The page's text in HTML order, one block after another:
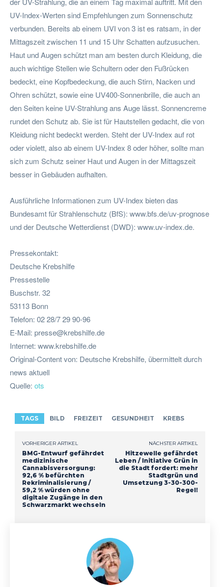
UV-Index-Werten sind Empfehlungen zum Sonnenschutz
verbunden. Bereits ab einem UVI von 3 ist es ratsam, in der
Mittagszeit zwischen 11 und 15 Uhr Schatten aufzusuchen.
Haut und Augen schützt man am besten durch Kleidung, die
auch wichtige Stellen wie Schultern oder den Fußrücken
bedeckt, eine Kopfbedeckung, die auch Stirn, Nacken und
Ohren schützt, sowie eine UV400-Sonnenbrille, die auch an
den Seiten keine UV-Strahlung ans Auge lässt. Sonnencreme
rundet den Schutz ab. Sie ist für Hautstellen gedacht, die von
Kleidung nicht bedeckt werden. Steht der UV-Index auf rot
oder violett, also ab einem UV-Index 8 oder höher, sollte man
sich zum Schutz seiner Haut und Augen in der Mittagszeit
besser in Gebäuden aufhalten.
Ausführliche Informationen zum UV-Index bieten das
Bundesamt für Strahlenschutz (BfS): www.bfs.de/uv-prognose
und der Deutsche Wetterdienst (DWD): www.uv-index.de.
Pressekontakt:
Deutsche Krebshilfe
Pressestelle
Buschstr. 32
53113 Bonn
Telefon: 02 28/7 29 90-96
E-Mail: presse@krebshilfe.de
Internet: www.krebshilfe.de
Original-Content von: Deutsche Krebshilfe, übermittelt durch
news aktuell
Quelle: ots
TAGS BILD FREIZEIT GESUNDHEIT KREBS
VORHERIGER ARTIKEL
BMG-Entwurf gefährdet
medizinische
Cannabisversorgung:
92,6 % befürchten
Rekriminalisierung /
59,2 % würden ohne
digitale Zugänge in den
Schwarzmarkt wechseln
NÄCHSTER ARTIKEL
Hitzewelle gefährdet
Leben / Initiative Grün in
die Stadt fordert: mehr
Stadtgrün und
Umsetzung 3-30-300-
Regel!